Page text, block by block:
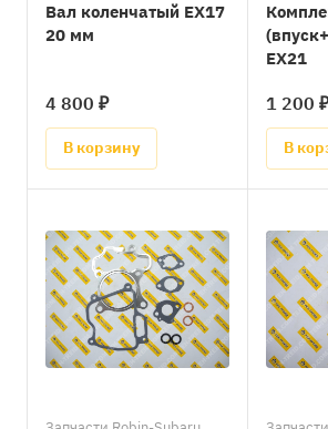
Вал коленчатый EX17
20 мм
4 800 ₽
В корзину
EX21
1 200 ₽
В